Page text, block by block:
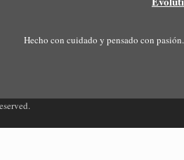
Hecho con cuidado y pensado con